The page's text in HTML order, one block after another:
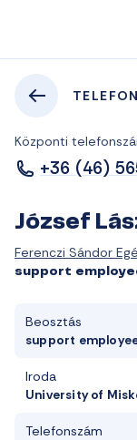
Központi
+36 (46)
József
Ferenczi Sándor
support
Beosztás
support
Iroda
University of
Telefonszám